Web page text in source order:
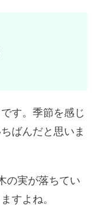
す。季節を感じ
ばんだと思いま
の実が落ちてい
すよね。